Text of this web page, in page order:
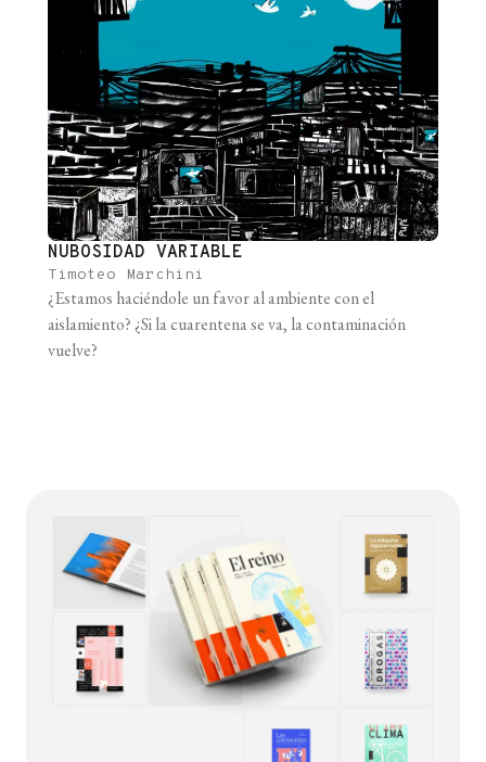
NUBOSIDAD VARIABLE
Timoteo Marchini
¿Estamos haciéndole un favor al ambiente con el
aislamiento? ¿Si la cuarentena se va, la contaminación
vuelve?